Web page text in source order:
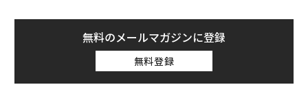
無料のメールマガジンに登録
無料登録